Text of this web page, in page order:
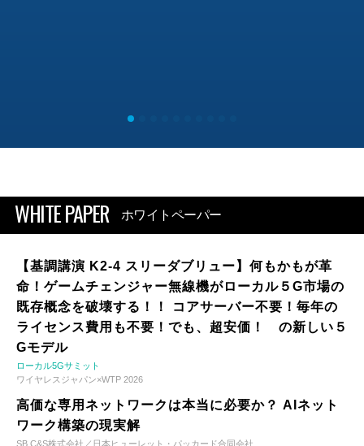
WHITE PAPER ホワイトペーパー
【基調講演 K2-4 スリーダブリュー】何もかもが革
命！ゲームチェンジャー無線機がローカル５G市場の
既存概念を破壊する！！ コアサーバー不要！毎年の
ライセンス費用も不要！でも、超安価！ の新しい５
Gモデル
ローカル5Gサミット
ワイヤレスジャパン×WTP 2026
高価な専用ネットワークは本当に必要か？ AIネット
ワーク構築の現実解
SB C&S株式会社／日本ヒューレット・パッカード合同会社